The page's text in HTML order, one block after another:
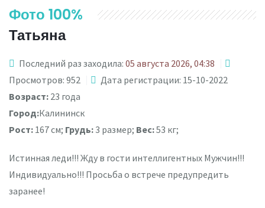
Фото 100%
Татьяна
Последний раз заходила: 05 августа 2026, 04:38
Просмотров: 952
Дата регистрации: 15-10-2022
Возраст: 23 года
Город:Калининск
Рост: 167 см; Грудь:3 размер; Вес:53 кг;
Истинная леди!!! Жду в гости интеллигентных Мужчин!!!
Индивидуально!!! Просьба о встрече предупредить
заранее!